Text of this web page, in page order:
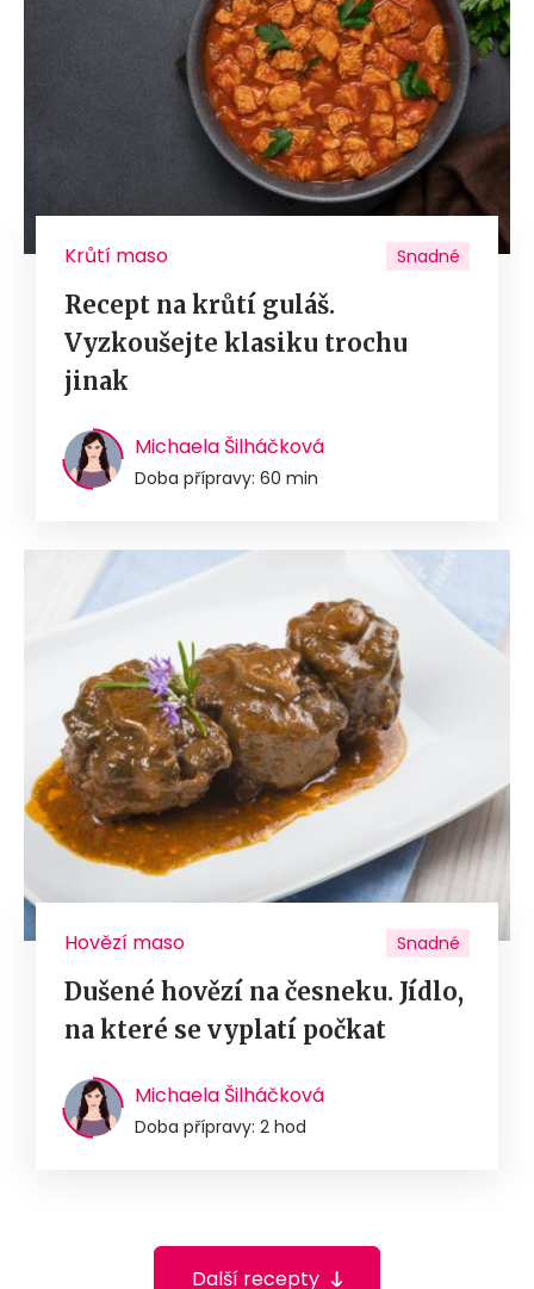
Krůtí maso Snadné
Recept na krůtí guláš.
Vyzkoušejte klasiku trochu
jinak
Michaela Šilháčková
Doba přípravy: 60 min
Hovězí maso Snadné
Dušené hovězí na česneku. Jídlo,
na které se vyplatí počkat
Michaela Šilháčková
Doba přípravy: 2 hod
Další recepty